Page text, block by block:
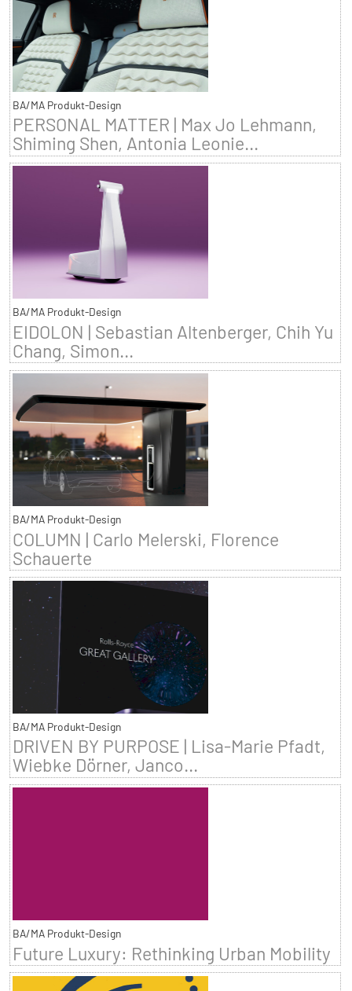
BA/MA Produkt-Design
PERSONAL MATTER | Max Jo Lehmann,
Shiming Shen, Antonia Leonie...
BA/MA Produkt-Design
EIDOLON | Sebastian Altenberger, Chih Yu
Chang, Simon...
BA/MA Produkt-Design
COLUMN | Carlo Melerski, Florence
Schauerte
BA/MA Produkt-Design
DRIVEN BY PURPOSE | Lisa-Marie Pfadt,
Wiebke Dörner, Janco...
BA/MA Produkt-Design
Future Luxury: Rethinking Urban Mobility